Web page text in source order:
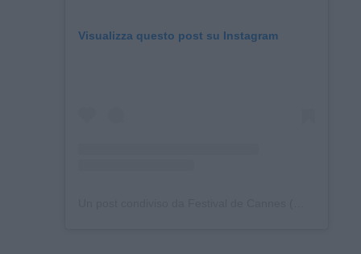
Visualizza questo post su Instagram